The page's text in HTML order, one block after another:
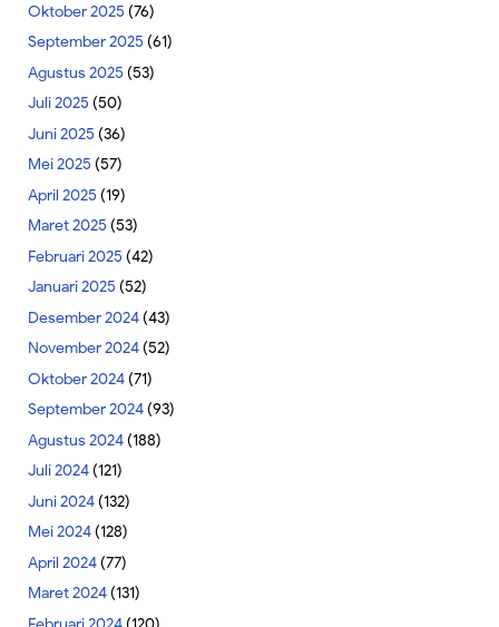
Oktober 2025 (76)
September 2025 (61)
Agustus 2025 (53)
Juli 2025 (50)
Juni 2025 (36)
Mei 2025 (57)
April 2025 (19)
Maret 2025 (53)
Februari 2025 (42)
Januari 2025 (52)
Desember 2024(43)
November 2024(52)
Oktober 2024(71)
September 2024(93)
Agustus 2024(188)
Juli 2024(121)
Juni 2024(132)
Mei 2024(128)
April 2024(77)
Maret 2024(131)